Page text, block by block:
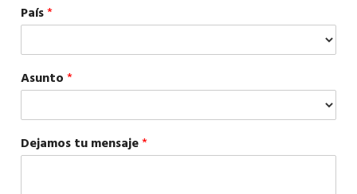
País*
Asunto*
Dejamos tu mensaje*